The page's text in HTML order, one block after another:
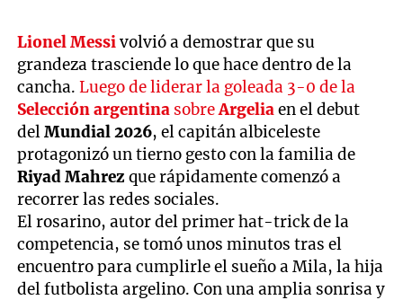
Lionel Messivolvió a demostrar que su
grandeza trasciende lo que hace dentro de la
cancha.Luego de liderar la goleada 3-0 de la
Selección argentina sobreArgeliaen el debut
delMundial 2026, el capitán albiceleste
protagonizó un tierno gesto con la familia de
Riyad Mahrez que rápidamente comenzó a
recorrer las redes sociales.
El rosarino, autor del primer hat-trick de la
competencia, se tomó unos minutos tras el
encuentro para cumplirle el sueño a Mila, la hija
del futbolista argelino. Con una amplia sonrisa y